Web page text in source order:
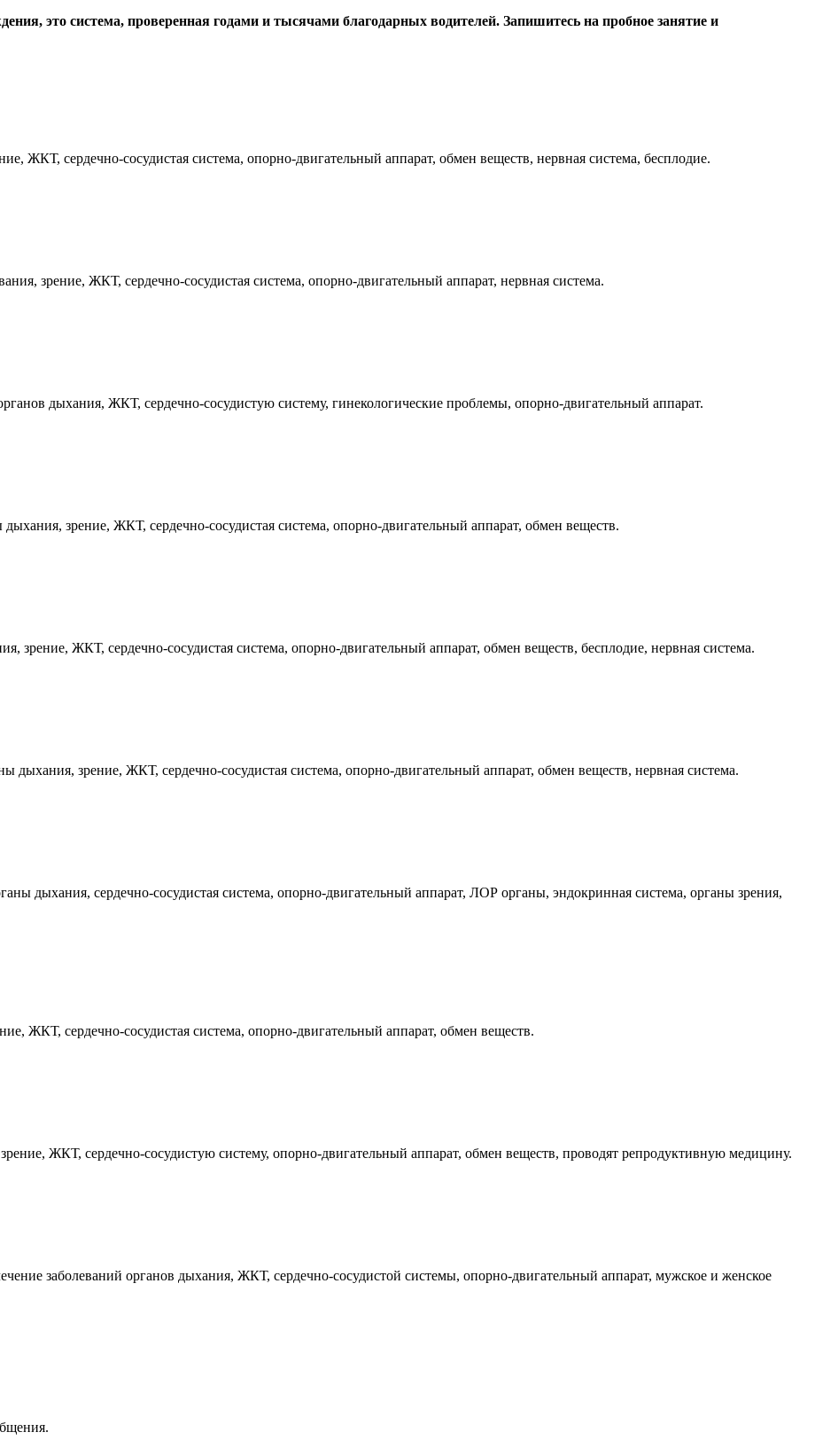
это система, проверенная годами и тысячами благодарных водителей. Запишитесь на пробное занятие и
ЖКТ, сердечно-сосудистая система, опорно-двигательный аппарат, обмен веществ, нервная система, бесплодие.
зрение, ЖКТ, сердечно-сосудистая система, опорно-двигательный аппарат, нервная система.
дыхания, ЖКТ, сердечно-сосудистую систему, гинекологические проблемы, опорно-двигательный аппарат.
зрение, ЖКТ, сердечно-сосудистая система, опорно-двигательный аппарат, обмен веществ.
зрение, ЖКТ, сердечно-сосудистая система, опорно-двигательный аппарат, обмен веществ, бесплодие, нервная система.
дыхания, зрение, ЖКТ, сердечно-сосудистая система, опорно-двигательный аппарат, обмен веществ, нервная система.
дыхания, сердечно-сосудистая система, опорно-двигательный аппарат, ЛОР органы, эндокринная система, органы зрения,
ЖКТ, сердечно-сосудистая система, опорно-двигательный аппарат, обмен веществ.
ЖКТ, сердечно-сосудистую систему, опорно-двигательный аппарат, обмен веществ, проводят репродуктивную медицину.
заболеваний органов дыхания, ЖКТ, сердечно-сосудистой системы, опорно-двигательный аппарат, мужское и женское